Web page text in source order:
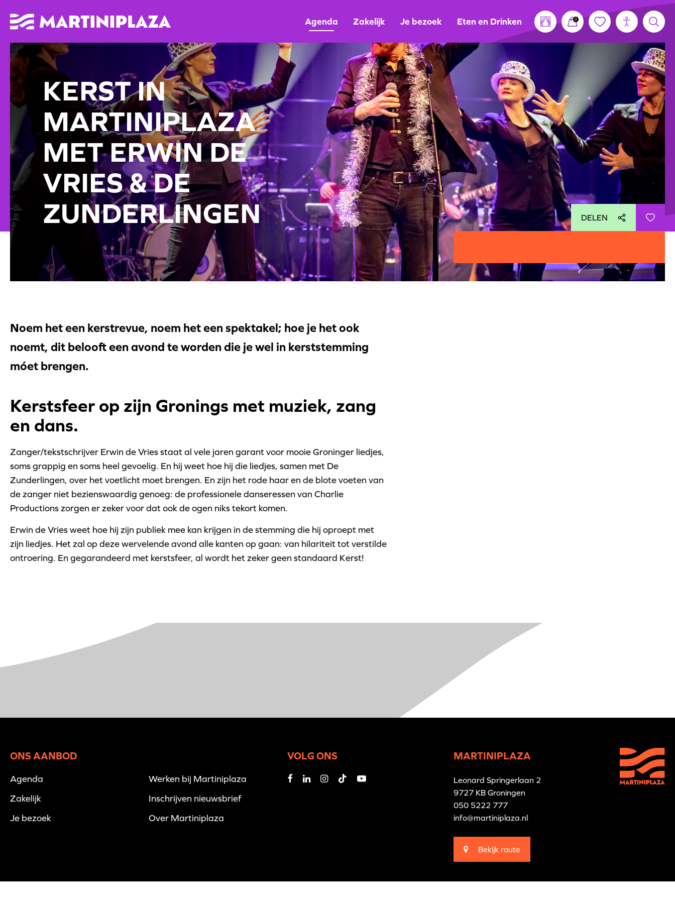
Agenda Zakelijk Je bezoek Eten en Drinken 0
KERST IN
MARTINIPLAZA
MET ERWIN DE
VRIES & DE
ZUNDERLINGEN
Noem het een kerstrevue, noem het een spektakel; hoe je het ook
noemt, dit belooft een avond te worden die je wel in kerststemming
móet brengen.
Kerstsfeer op zijn Gronings met muziek, zang
en dans.
Zanger/tekstschrijver Erwin de Vries staat al vele jaren garant voor mooie Groninger liedjes,
soms grappig en soms heel gevoelig. En hij weet hoe hij die liedjes, samen met De
Zunderlingen, over het voetlicht moet brengen. En zijn het rode haar en de blote voeten van
de zanger niet bezienswaardig genoeg: de professionele danseressen van Charlie
Productions zorgen er zeker voor dat ook de ogen niks tekort komen.
Erwin de Vries weet hoe hij zijn publiek mee kan krijgen in de stemming die hij oproept met
zijn liedjes. Het zal op deze wervelende avond alle kanten op gaan: van hilariteit tot verstilde
ontroering. En gegarandeerd met kerstsfeer, al wordt het zeker geen standaard Kerst!
DELEN
ONS AANBOD
Agenda
Zakelijk
Je bezoek
Werken bij Martiniplaza
Inschrijven nieuwsbrief
Over Martiniplaza
VOLG ONS MARTINIPLAZA
Leonard Springerlaan 2
9727 KB Groningen
050 5222 777
info@martiniplaza.nl
Bekijk route